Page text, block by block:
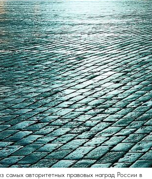
самых авторитетных правовых наград России в